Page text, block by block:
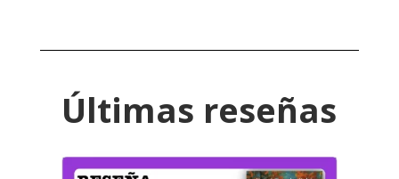
Últimas reseñas